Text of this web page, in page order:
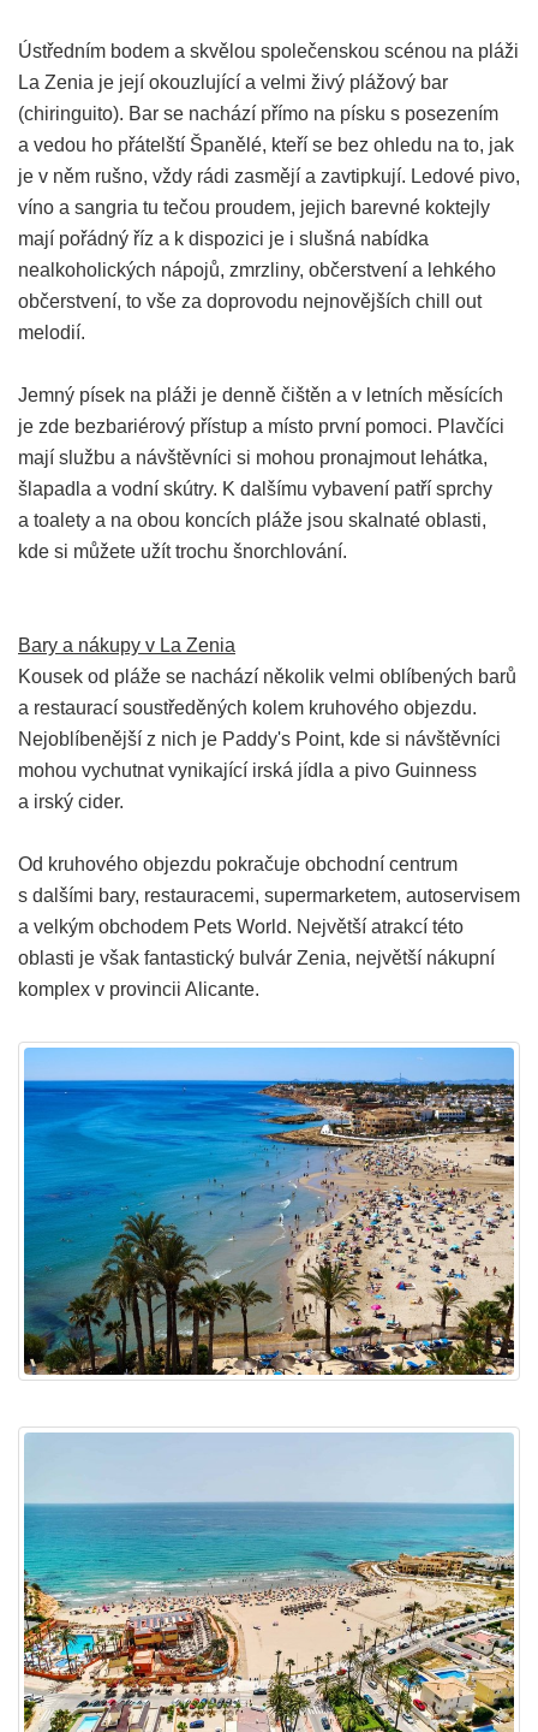
Ústředním bodem a skvělou společenskou scénou na pláži
La Zenia je její okouzlující a velmi živý plážový bar
(chiringuito). Bar se nachází přímo na písku s posezením
a vedou ho přátelští Španělé, kteří se bez ohledu na to, jak
je v něm rušno, vždy rádi zasmějí a zavtipkují. Ledové pivo,
víno a sangria tu tečou proudem, jejich barevné koktejly
mají pořádný říz a k dispozici je i slušná nabídka
nealkoholických nápojů, zmrzliny, občerstvení a lehkého
občerstvení, to vše za doprovodu nejnovějších chill out
melodií.
Jemný písek na pláži je denně čištěn a v letních měsících
je zde bezbariérový přístup a místo první pomoci. Plavčíci
mají službu a návštěvníci si mohou pronajmout lehátka,
šlapadla a vodní skútry. K dalšímu vybavení patří sprchy
a toalety a na obou koncích pláže jsou skalnaté oblasti,
kde si můžete užít trochu šnorchlování.
Bary a nákupy v La Zenia
Kousek od pláže se nachází několik velmi oblíbených barů
a restaurací soustředěných kolem kruhového objezdu.
Nejoblíbenější z nich je Paddy's Point, kde si návštěvníci
mohou vychutnat vynikající irská jídla a pivo Guinness
a irský cider.
Od kruhového objezdu pokračuje obchodní centrum
s dalšími bary, restauracemi, supermarketem, autoservisem
a velkým obchodem Pets World. Největší atrakcí této
oblasti je však fantastický bulvár Zenia, největší nákupní
komplex v provincii Alicante.